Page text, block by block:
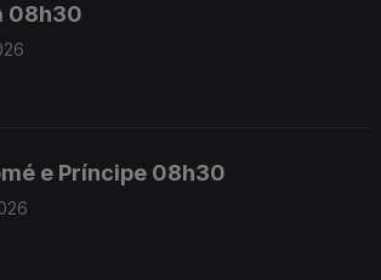
08h30
e Príncipe 08h30